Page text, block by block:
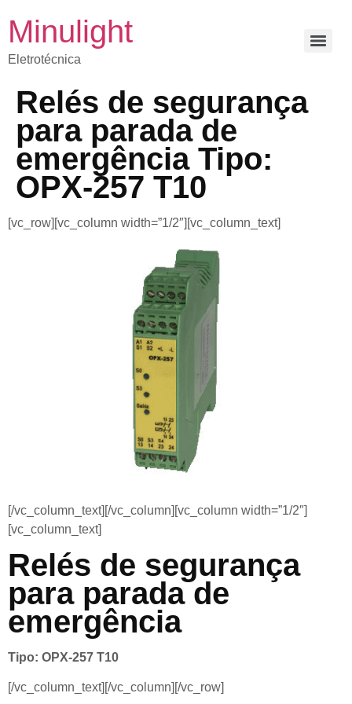
Minulight
Eletrotécnica
Relés de segurança
para parada de
emergência Tipo:
OPX-257 T10
[vc_row][vc_column width=”1/2″][vc_column_text]
[/vc_column_text][/vc_column][vc_column width=”1/2″]
[vc_column_text]
Relés de segurança
para parada de
emergência
Tipo: OPX-257 T10
[/vc_column_text][/vc_column][/vc_row]